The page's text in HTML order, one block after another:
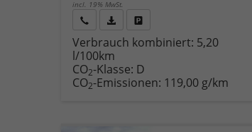
incl. 19% MwSt.
anfordernDatei,
Fahrzeugexposé
drucken
drucken,
oder
vergleichen
Verbrauch kombiniert: 5,20
l/100km
CO2-Klasse: D
CO2-Emissionen: 119,00 g/km